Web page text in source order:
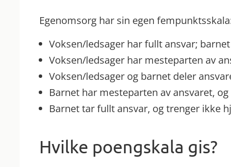
Egenomsorg har sin egen
Voksen/ledsager har fullt ansvar;
Voksen/ledsager har mesteparten av
Voksen/ledsager og barnet deler
Barnet har mesteparten av ansvaret,
Barnet tar fullt ansvar, og trenger ikke
Hvilke poengskala gis?